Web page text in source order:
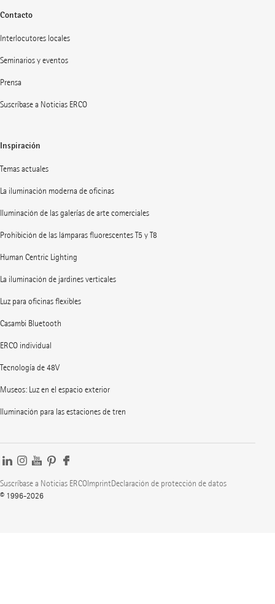
Contacto
Interlocutores locales
Seminarios y eventos
Prensa
Suscríbase a Noticias ERCO
Inspiración
Temas actuales
La iluminación moderna de oficinas
Iluminación de las galerías de arte comerciales
Prohibición de las lámparas fluorescentes T5 y T8
Human Centric Lighting
La iluminación de jardines verticales
Luz para oficinas flexibles
Casambi Bluetooth
ERCO individual
Tecnología de 48V
Museos: Luz en el espacio exterior
Iluminación para las estaciones de tren
Suscríbase a Noticias ERCOImprintDeclaración de protección de datos
© 1996-2026